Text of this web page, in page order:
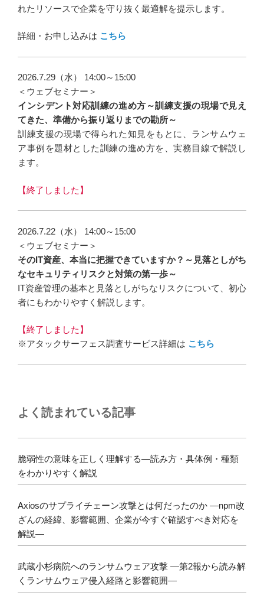
れたリソースで企業を守り抜く最適解を提示します。
詳細・お申し込みは こちら
2026.7.29（水） 14:00～15:00
＜ウェブセミナー＞
インシデント対応訓練の進め方～訓練支援の現場で見え
てきた、準備から振り返りまでの勘所～
訓練支援の現場で得られた知見をもとに、ランサムウェ
ア事例を題材とした訓練の進め方を、実務目線で解説し
ます。
【終了しました】
2026.7.22（水） 14:00～15:00
＜ウェブセミナー＞
そのIT資産、本当に把握できていますか？～見落としがち
なセキュリティリスクと対策の第一歩～
IT資産管理の基本と見落としがちなリスクについて、初心
者にもわかりやすく解説します。
【終了しました】
※アタックサーフェス調査サービス詳細は こちら
よく読まれている記事
脆弱性の意味を正しく理解する―読み方・具体例・種類
をわかりやすく解説
Axiosのサプライチェーン攻撃とは何だったのか ―npm改
ざんの経緯、影響範囲、企業が今すぐ確認すべき対応を
解説―
武蔵小杉病院へのランサムウェア攻撃 ―第2報から読み解
くランサムウェア侵入経路と影響範囲―